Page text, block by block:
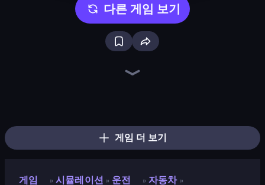
다른 게임 보기
게임 더 보기
게임 » 시뮬레이션 » 운전 » 자동차 »